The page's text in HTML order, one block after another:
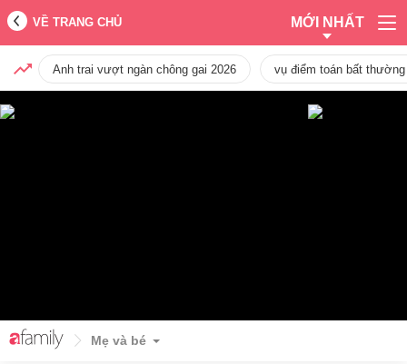
VỀ TRANG CHỦ MỚI NHẤT
Anh trai vượt ngàn chông gai 2026 vụ điểm toán bất
Mẹ và bé